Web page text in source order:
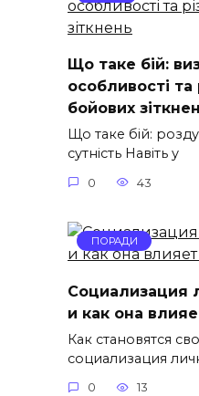
Що таке бій:
особливості та
бойових
Що таке бій:
сутність Навіть у
0 43
ПОРАДИ
Социализация
и как она
Как становятся
социализация
0 13